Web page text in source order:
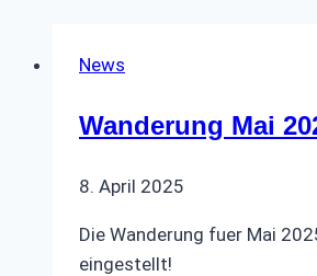
News
Wanderung Mai
8. April 2025
Die Wanderung fuer Mai
eingestellt!